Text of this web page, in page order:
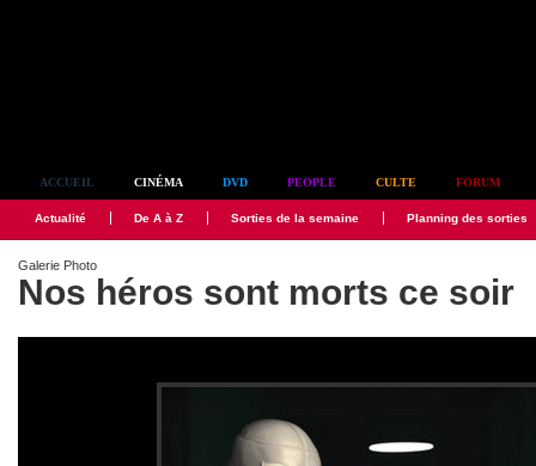
ACCUEIL CINÉMA DVD PEOPLE CULTE FORUM
Actualité De A à Z Sorties de la semaine Planning des sorties
Galerie Photo
Nos héros sont morts ce soir